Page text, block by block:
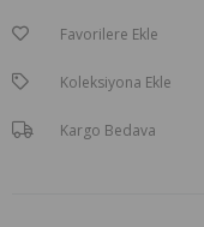
Favorilere Ekle
Koleksiyona Ekle
Kargo Bedava